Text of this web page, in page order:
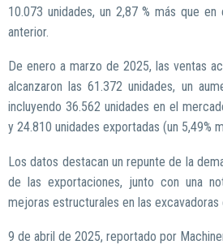
10.073 unidades, un 2,87 % más que
anterior.
De enero a marzo de 2025, las ventas
alcanzaron las 61.372 unidades, un
incluyendo 36.562 unidades en el
y 24.810 unidades exportadas (un 5,49%
Los datos destacan un repunte de la
de las exportaciones, junto con una
mejoras estructurales en las excavadoras
9 de abril de 2025, reportado por